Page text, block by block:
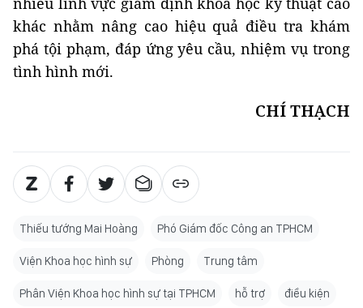
khác nhằm nâng cao hiệu quả điều tra khám
phá tội phạm, đáp ứng yêu cầu, nhiệm vụ trong
tình hình mới.
CHÍ THẠCH
Thiếu tướng Mai Hoàng Phó Giám đốc Công an TPHCM
Viện Khoa học hình sự Phòng Trung tâm
Phân Viện Khoa học hình sự tại TPHCM hỗ trợ điều kiện